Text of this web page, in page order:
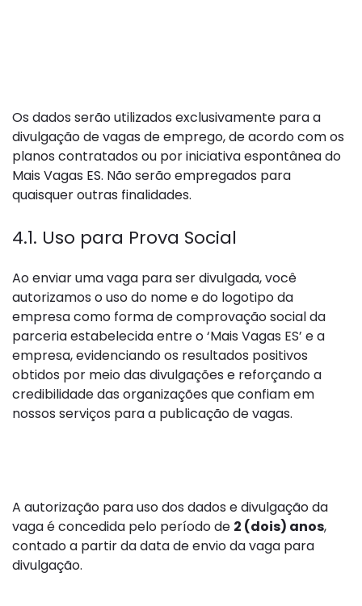
Os dados serão utilizados exclusivamente para a
divulgação de vagas de emprego, de acordo com os
planos contratados ou por iniciativa espontânea do
Mais Vagas ES. Não serão empregados para
quaisquer outras finalidades.
4.1. Uso para Prova Social
Ao enviar uma vaga para ser divulgada, você
autorizamos o uso do nome e do logotipo da
empresa como forma de comprovação social da
parceria estabelecida entre o ‘Mais Vagas ES’ e a
empresa, evidenciando os resultados positivos
obtidos por meio das divulgações e reforçando a
credibilidade das organizações que confiam em
nossos serviços para a publicação de vagas.
A autorização para uso dos dados e divulgação da
vaga é concedida pelo período de 2 (dois) anos,
contado a partir da data de envio da vaga para
divulgação.